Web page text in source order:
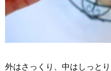
外はさっくり、中はしっと